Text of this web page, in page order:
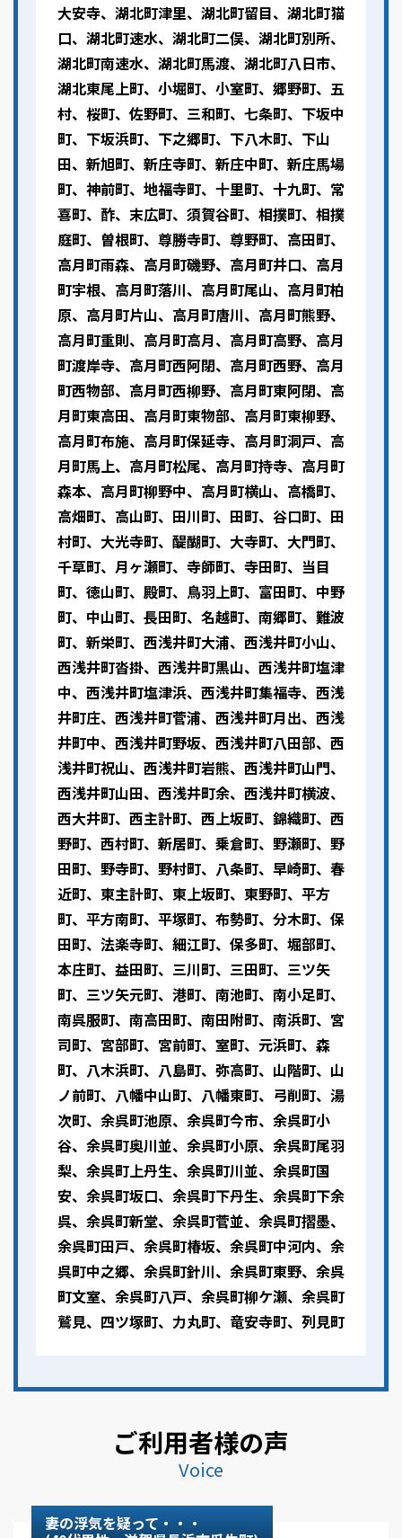
大安寺、湖北町津里、湖北町留目、湖北町猫
口、湖北町速水、湖北町二俣、湖北町別所、
湖北町南速水、湖北町馬渡、湖北町八日市、
湖北東尾上町、小堀町、小室町、郷野町、五
村、桜町、佐野町、三和町、七条町、下坂中
町、下坂浜町、下之郷町、下八木町、下山
田、新旭町、新庄寺町、新庄中町、新庄馬場
町、神前町、地福寺町、十里町、十九町、常
喜町、酢、末広町、須賀谷町、相撲町、相撲
庭町、曽根町、尊勝寺町、尊野町、高田町、
高月町雨森、高月町磯野、高月町井口、高月
町宇根、高月町落川、高月町尾山、高月町柏
原、高月町片山、高月町唐川、高月町熊野、
高月町重則、高月町高月、高月町高野、高月
町渡岸寺、高月町西阿閉、高月町西野、高月
町西物部、高月町西柳野、高月町東阿閉、高
月町東高田、高月町東物部、高月町東柳野、
高月町布施、高月町保延寺、高月町洞戸、高
月町馬上、高月町松尾、高月町持寺、高月町
森本、高月町柳野中、高月町横山、高橋町、
高畑町、高山町、田川町、田町、谷口町、田
村町、大光寺町、醍醐町、大寺町、大門町、
千草町、月ヶ瀬町、寺師町、寺田町、当目
町、徳山町、殿町、鳥羽上町、富田町、中野
町、中山町、長田町、名越町、南郷町、難波
町、新栄町、西浅井町大浦、西浅井町小山、
西浅井町沓掛、西浅井町黒山、西浅井町塩津
中、西浅井町塩津浜、西浅井町集福寺、西浅
井町庄、西浅井町菅浦、西浅井町月出、西浅
井町中、西浅井町野坂、西浅井町八田部、西
浅井町祝山、西浅井町岩熊、西浅井町山門、
西浅井町山田、西浅井町余、西浅井町横波、
西大井町、西主計町、西上坂町、錦織町、西
野町、西村町、新居町、乗倉町、野瀬町、野
田町、野寺町、野村町、八条町、早崎町、春
近町、東主計町、東上坂町、東野町、平方
町、平方南町、平塚町、布勢町、分木町、保
田町、法楽寺町、細江町、保多町、堀部町、
本庄町、益田町、三川町、三田町、三ツ矢
町、三ツ矢元町、港町、南池町、南小足町、
南呉服町、南高田町、南田附町、南浜町、宮
司町、宮部町、宮前町、室町、元浜町、森
町、八木浜町、八島町、弥高町、山階町、山
ノ前町、八幡中山町、八幡東町、弓削町、湯
次町、余呉町池原、余呉町今市、余呉町小
谷、余呉町奥川並、余呉町小原、余呉町尾羽
梨、余呉町上丹生、余呉町川並、余呉町国
安、余呉町坂口、余呉町下丹生、余呉町下余
呉、余呉町新堂、余呉町菅並、余呉町摺墨、
余呉町田戸、余呉町椿坂、余呉町中河内、余
呉町中之郷、余呉町針川、余呉町東野、余呉
町文室、余呉町八戸、余呉町柳ケ瀬、余呉町
鷲見、四ツ塚町、力丸町、竜安寺町、列見町
ご利用者様の声
Voice
妻の浮気を疑って・・・